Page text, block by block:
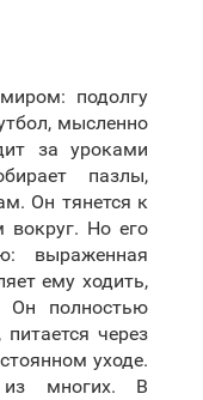
подолгу
мысленно
за уроками
пазлы,
Он тянется к
вокруг. Но его
выраженная
ему ходить,
Он полностью
через
уходе.
многих. В